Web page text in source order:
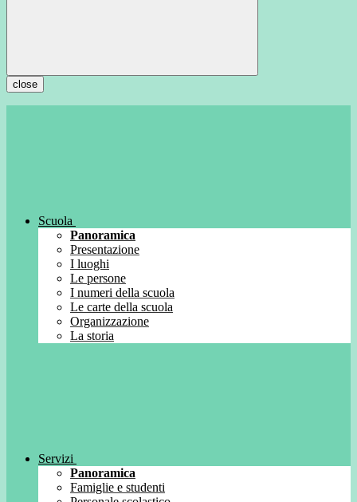
close
Scuola
Panoramica
Presentazione
I luoghi
Le persone
I numeri della scuola
Le carte della scuola
Organizzazione
La storia
Servizi
Panoramica
Famiglie e studenti